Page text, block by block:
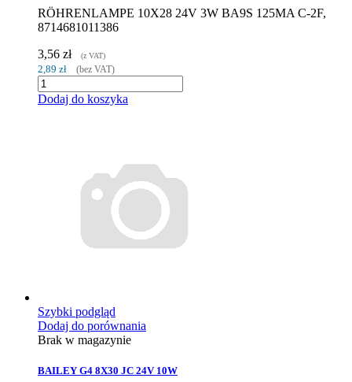
RÖHRENLAMPE 10X28 24V 3W BA9S 125MA C-2F,
8714681011386
3,56 zł
(z VAT)
2,89 zł (bez VAT)
Dodaj do koszyka
Szybki podgląd
Dodaj do porównania
Brak w magazynie
BAILEY G4 8X30 JC 24V 10W